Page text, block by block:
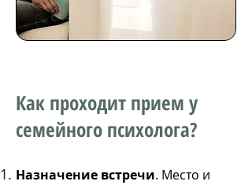
Как проходит прием у
семейного психолога?
Назначение встречи. Место и